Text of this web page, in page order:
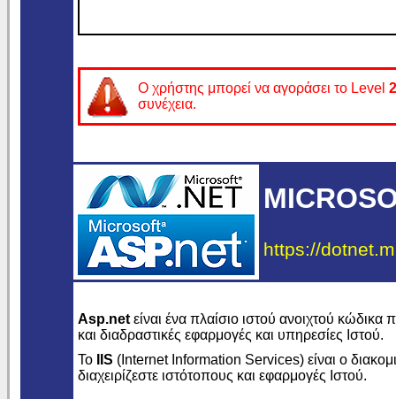
Ο χρήστης μπορεί να αγοράσει το Level 2
συνέχεια.
https://
Asp.net είναι ένα πλαίσιο ιστού ανοιχτού
και διαδραστικές εφαρμογές και υπηρεσίες Ιστού.
Το
IIS (Internet Information Services) είναι ο
διαχειρίζεστε ιστότοπους και εφαρμογές Ιστού.